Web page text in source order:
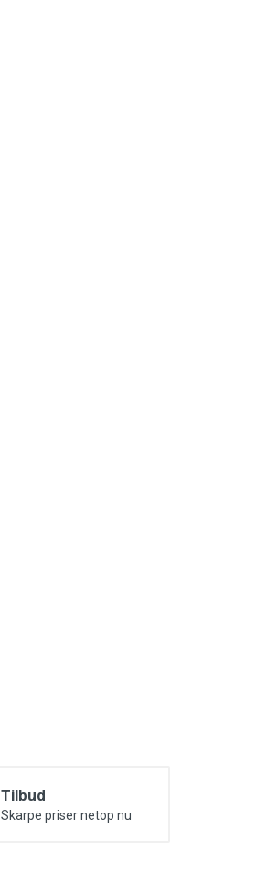
Tilbud
Skarpe priser netop nu